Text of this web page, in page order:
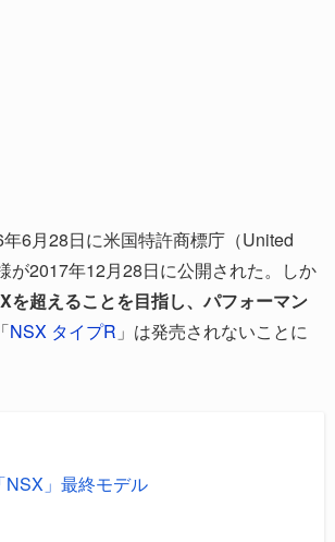
6月28日に米国特許商標庁（United
が2017年12月28日に公開された。しか
を超えることを目指し、パフォーマン
NSX タイプR 」は発売されないことに
NSX」最終モデル